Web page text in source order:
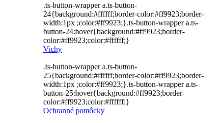
.ts-button-wrapper a.ts-button-
24{background:#ffffff;border-color:#ff9923;border-
width:1px ;color:#ff9923;}.ts-button-wrapper a.ts-
button-24:hover{background:#ff9923;border-
color:#ff9923;color:#ffffff;}
Vichy
.ts-button-wrapper a.ts-button-
25{background:#ffffff;border-color:#ff9923;border-
width:1px ;color:#ff9923;}.ts-button-wrapper a.ts-
button-25:hover{background:#ff9923;border-
color:#ff9923;color:#ffffff;}
Ochranné pomôcky